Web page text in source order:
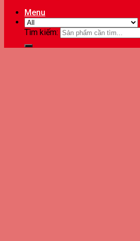
Menu
Tìm kiếm: